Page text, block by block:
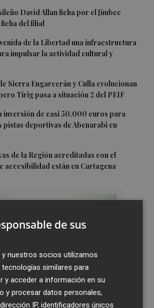
David Allan ficha por el Jimbee
del filial
de la Libertad una infraestructura
impulsar la actividad cultural y
Sierra Engarcerán y Culla evolucionan
Tírig pasa a situación 2 del PEIF
inversión de casi 50.000 euros para
pistas deportivas de Abenarabi en
de la Región acreditadas con el
accesibilidad están en Cartagena
de sus
nuestros socios utilizamos
similares para
y acceder a información en su
y procesar datos personales,
IP, identificadores únicos